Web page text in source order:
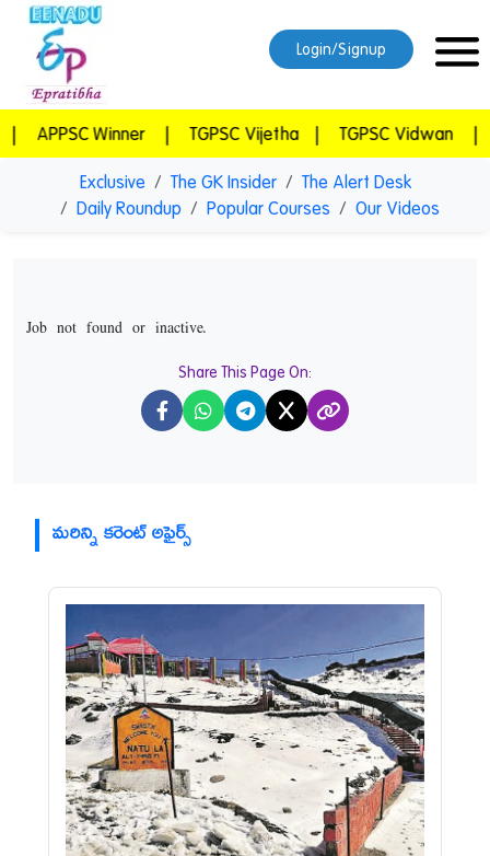
Exclusive The GK Insider
The Alert Desk
Daily Roundup
Popular Courses Our Videos
Job not found or inactive.
Share This Page On:
X
మరిన్ని కరెంట్ అఫైర్స్
Login/Signup
Winner | TGPSC Vijetha | TGPSC Vidwan |